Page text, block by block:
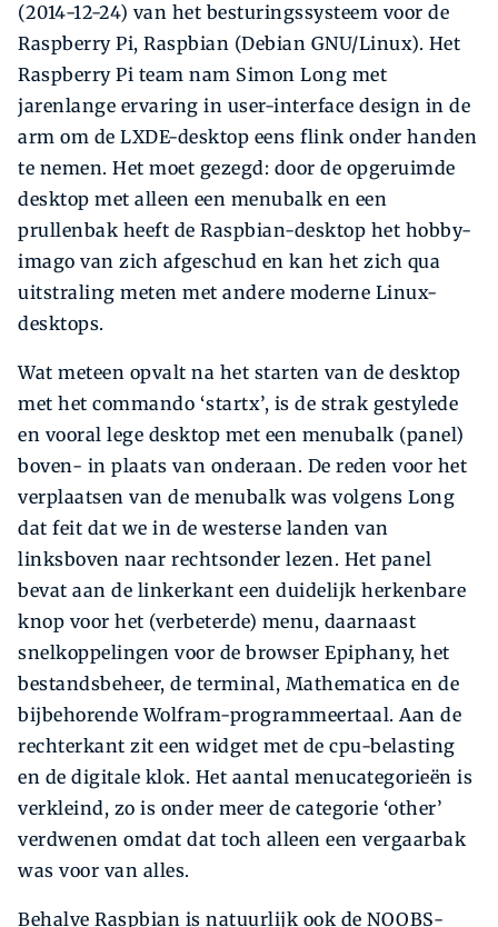
(2014-12-24) van het besturingssysteem voor de
Raspberry Pi, Raspbian (Debian GNU/Linux). Het
Raspberry Pi team nam Simon Long met
jarenlange ervaring in user-interface design in de
arm om de LXDE-desktop eens flink onder handen
te nemen. Het moet gezegd: door de opgeruimde
desktop met alleen een menubalk en een
prullenbak heeft de Raspbian-desktop het hobby-
imago van zich afgeschud en kan het zich qua
uitstraling meten met andere moderne Linux-
desktops.
Wat meteen opvalt na het starten van de desktop
met het commando ‘startx’, is de strak gestylede
en vooral lege desktop met een menubalk (panel)
boven- in plaats van onderaan. De reden voor het
verplaatsen van de menubalk was volgens Long
dat feit dat we in de westerse landen van
linksboven naar rechtsonder lezen. Het panel
bevat aan de linkerkant een duidelijk herkenbare
knop voor het (verbeterde) menu, daarnaast
snelkoppelingen voor de browser Epiphany, het
bestandsbeheer, de terminal, Mathematica en de
bijbehorende Wolfram-programmeertaal. Aan de
rechterkant zit een widget met de cpu-belasting
en de digitale klok. Het aantal menucategorieën is
verkleind, zo is onder meer de categorie ‘other’
verdwenen omdat dat toch alleen een vergaarbak
was voor van alles.
Behalve Raspbian is natuurlijk ook de NOOBS-